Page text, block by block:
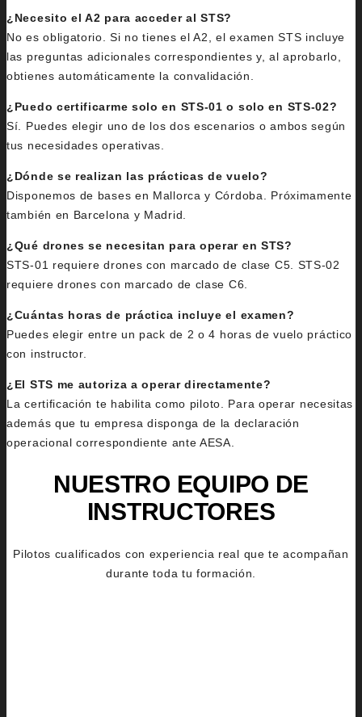
¿Necesito el A2 para acceder al STS?
No es obligatorio. Si no tienes el A2, el examen STS incluye
las preguntas adicionales correspondientes y, al aprobarlo,
obtienes automáticamente la convalidación.
¿Puedo certificarme solo en STS-01 o solo en STS-02?
Sí. Puedes elegir uno de los dos escenarios o ambos según
tus necesidades operativas.
¿Dónde se realizan las prácticas de vuelo?
Disponemos de bases en Mallorca y Córdoba. Próximamente
también en Barcelona y Madrid.
¿Qué drones se necesitan para operar en STS?
STS-01 requiere drones con marcado de clase C5. STS-02
requiere drones con marcado de clase C6.
¿Cuántas horas de práctica incluye el examen?
Puedes elegir entre un pack de 2 o 4 horas de vuelo práctico
con instructor.
¿El STS me autoriza a operar directamente?
La certificación te habilita como piloto. Para operar necesitas
además que tu empresa disponga de la declaración
operacional correspondiente ante AESA.
NUESTRO EQUIPO DE
INSTRUCTORES
Pilotos cualificados con experiencia real que te acompañan
durante toda tu formación.